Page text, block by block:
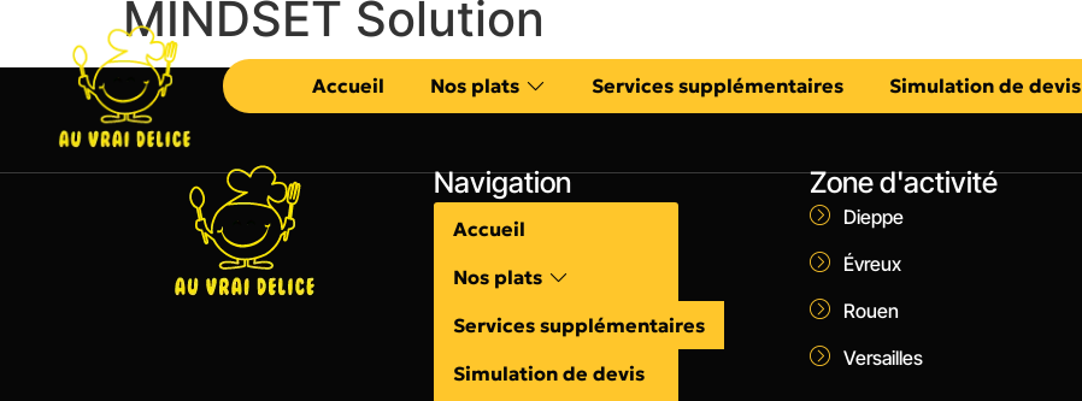
Accueil Nos plats Services supplémentaires Simulation de devis
MINDSET Solution
Navigation
Accueil
Nos plats
Services supplémentaires
Simulation de devis
Zone d'activité
Dieppe
Évreux
Rouen
Versailles